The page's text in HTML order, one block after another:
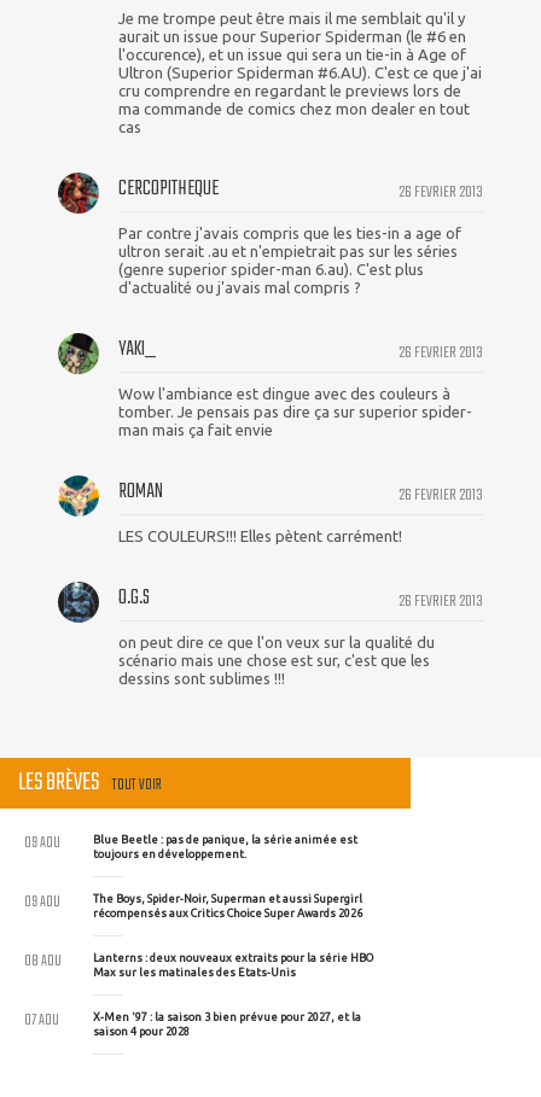
Je me trompe peut être mais il me semblait qu'il y
aurait un issue pour Superior Spiderman (le #6 en
l'occurence), et un issue qui sera un tie-in à Age of
Ultron (Superior Spiderman #6.AU). C'est ce que j'ai
cru comprendre en regardant le previews lors de
ma commande de comics chez mon dealer en tout
cas
26 FEVRIER 2013
CERCOPITHEQUE
Par contre j'avais compris que les ties-in a age of
ultron serait .au et n'empietrait pas sur les séries
(genre superior spider-man 6.au). C'est plus
d'actualité ou j'avais mal compris ?
26 FEVRIER 2013
YAKI_
Wow l'ambiance est dingue avec des couleurs à
tomber. Je pensais pas dire ça sur superior spider-
man mais ça fait envie
26 FEVRIER 2013
ROMAN
LES COULEURS!!! Elles pètent carrément!
26 FEVRIER 2013
O.G.S
on peut dire ce que l'on veux sur la qualité du
scénario mais une chose est sur, c'est que les
dessins sont sublimes !!!
LES BRÈVES TOUT VOIR
Blue Beetle : pas de panique, la série animée est
toujours en développement.
09 AOU
The Boys, Spider-Noir, Superman et aussi Supergirl
récompensés aux Critics Choice Super Awards 2026
09 AOU
Lanterns : deux nouveaux extraits pour la série HBO
Max sur les matinales des Etats-Unis
08 AOU
X-Men '97 : la saison 3 bien prévue pour 2027, et la
saison 4 pour 2028
07 AOU